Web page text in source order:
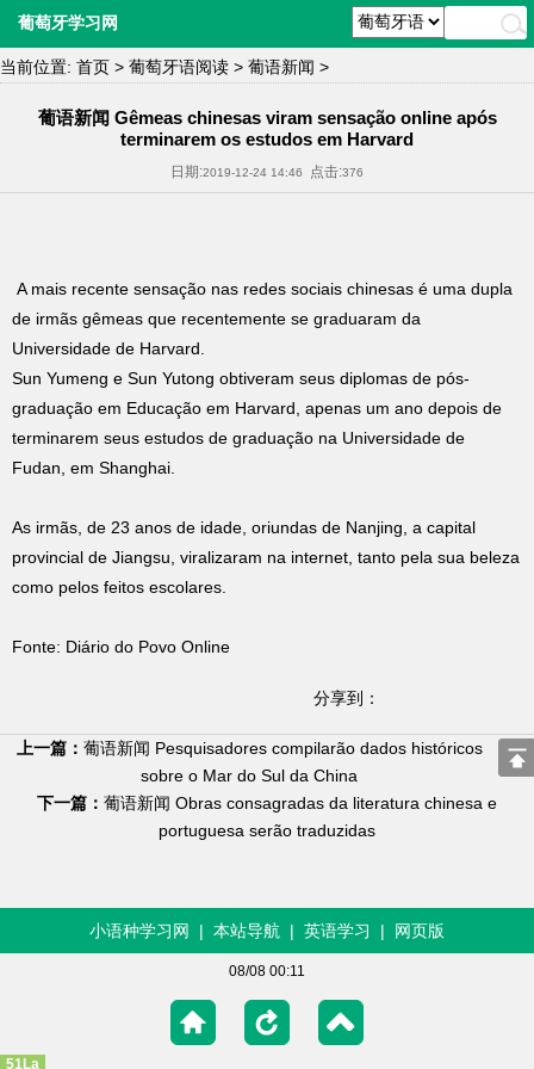
葡萄牙学习网
当前位置: 首页 > 葡萄牙语阅读 > 葡语新闻 >
葡语新闻 Gêmeas chinesas viram sensação online após
terminarem os estudos em Harvard
日期:2019-12-24 14:46 点击:376
A mais recente sensação nas redes sociais chinesas é uma dupla
de irmãs gêmeas que recentemente se graduaram da
Universidade de Harvard.
Sun Yumeng e Sun Yutong obtiveram seus diplomas de pós-
graduação em Educação em Harvard, apenas um ano depois de
terminarem seus estudos de graduação na Universidade de
Fudan, em Shanghai.
As irmãs, de 23 anos de idade, oriundas de Nanjing, a capital
provincial de Jiangsu, viralizaram na internet, tanto pela sua beleza
como pelos feitos escolares.
Fonte: Diário do Povo Online
分享到：
上一篇： 葡语新闻 Pesquisadores compilarão dados históricos
sobre o Mar do Sul da China
下一篇： 葡语新闻 Obras consagradas da literatura chinesa e
portuguesa serão traduzidas
小语种学习网 | 本站导航 | 英语学习 | 网页版
08/08 00:11
51La